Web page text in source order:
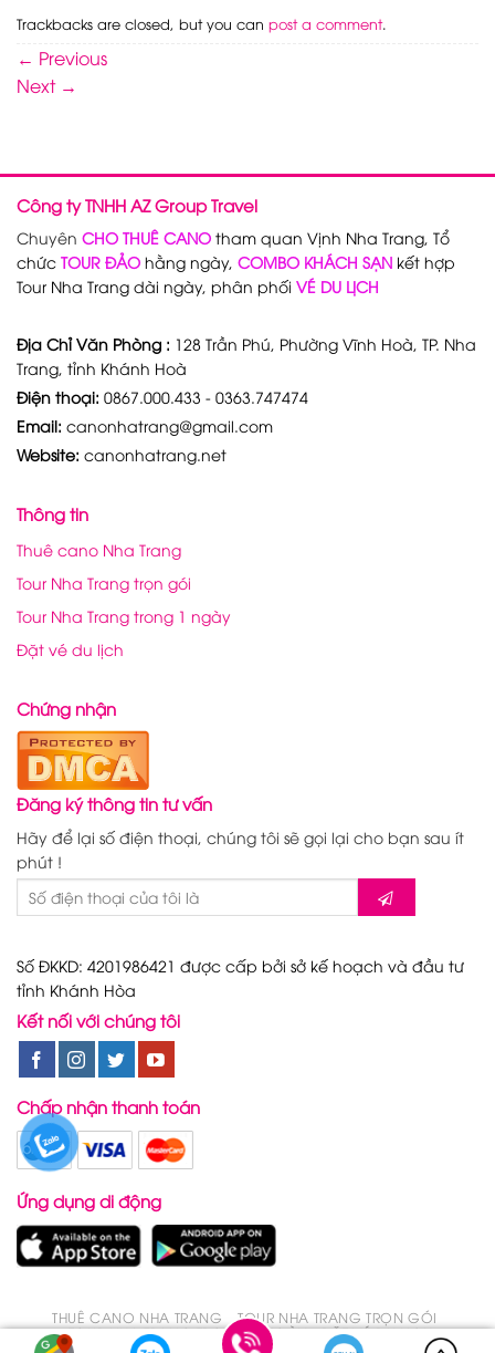
Trackbacks are closed, but you can post a comment.
← Previous
Next →
Công ty TNHH AZ Group Travel
Chuyên CHO THUÊ CANO tham quan Vịnh Nha Trang, Tổ
chức TOUR ĐẢO hằng ngày, COMBO KHÁCH SẠN kết hợp
Tour Nha Trang dài ngày, phân phối VÉ DU LỊCH
Địa Chỉ Văn Phòng : 128 Trần Phú, Phường Vĩnh Hoà, TP. Nha
Trang, tỉnh Khánh Hoà
Điện thoại: 0867.000.433 - 0363.747474
Email: canonhatrang@gmail.com
Website: canonhatrang.net
Thông tin
Thuê cano Nha Trang
Tour Nha Trang trọn gói
Tour Nha Trang trong 1 ngày
Đặt vé du lịch
Chứng nhận
Đăng ký thông tin tư vấn
Hãy để lại số điện thoại, chúng tôi sẽ gọi lại cho bạn sau ít
phút !
Số ĐKKD: 4201986421 được cấp bởi sở kế hoạch và đầu tư
tỉnh Khánh Hòa
Kết nối với chúng tôi
Chấp nhận thanh toán
Ứng dụng di động
THUÊ CANO NHA TRANG
TOUR NHA TRANG TRỌN GÓI
TOUR NHA TRANG TRONG 1 NGÀY
ĐẶT VÉ DU LỊCH